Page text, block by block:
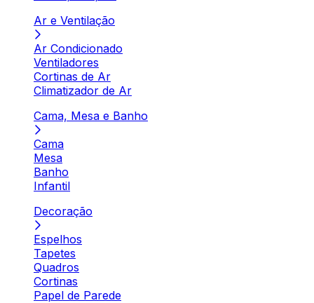
Ar e Ventilação
Ar Condicionado
Ventiladores
Cortinas de Ar
Climatizador de Ar
Cama, Mesa e Banho
Cama
Mesa
Banho
Infantil
Decoração
Espelhos
Tapetes
Quadros
Cortinas
Papel de Parede